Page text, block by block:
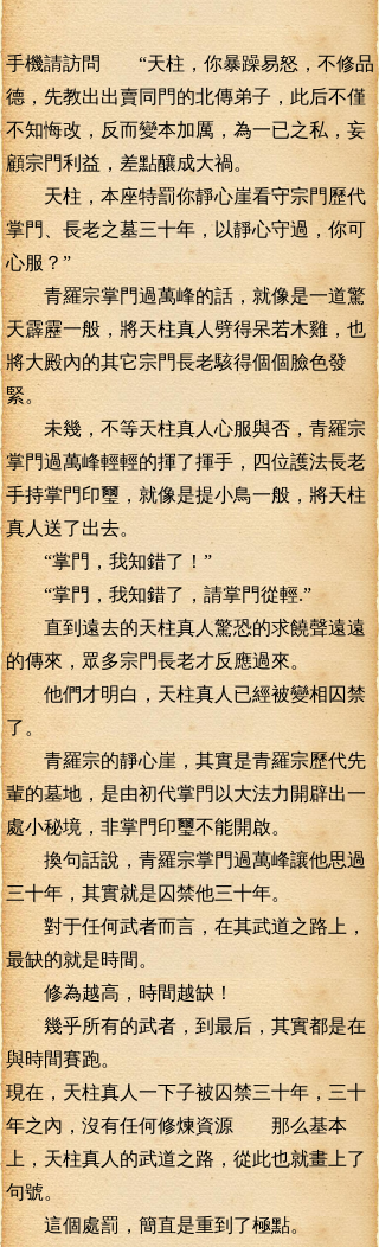
手機請訪問 “天柱，你暴躁易怒，不修品
德，先教出出賣同門的北傳弟子，此后不僅
不知悔改，反而變本加厲，為一已之私，妄
顧宗門利益，差點釀成大禍。
天柱，本座特罰你靜心崖看守宗門歷代
掌門、長老之墓三十年，以靜心守過，你可
心服？”
青羅宗掌門過萬峰的話，就像是一道驚
天霹靂一般，將天柱真人劈得呆若木雞，也
將大殿內的其它宗門長老駭得個個臉色發
緊。
未幾，不等天柱真人心服與否，青羅宗
掌門過萬峰輕輕的揮了揮手，四位護法長老
手持掌門印璽，就像是提小鳥一般，將天柱
真人送了出去。
“掌門，我知錯了！”
“掌門，我知錯了，請掌門從輕.”
直到遠去的天柱真人驚恐的求饒聲遠遠
的傳來，眾多宗門長老才反應過來。
他們才明白，天柱真人已經被變相囚禁
了。
青羅宗的靜心崖，其實是青羅宗歷代先
輩的墓地，是由初代掌門以大法力開辟出一
處小秘境，非掌門印璽不能開啟。
換句話說，青羅宗掌門過萬峰讓他思過
三十年，其實就是囚禁他三十年。
對于任何武者而言，在其武道之路上，
最缺的就是時間。
修為越高，時間越缺！
幾乎所有的武者，到最后，其實都是在
與時間賽跑。
現在，天柱真人一下子被囚禁三十年，三十
年之內，沒有任何修煉資源 那么基本
上，天柱真人的武道之路，從此也就畫上了
句號。
這個處罰，簡直是重到了極點。